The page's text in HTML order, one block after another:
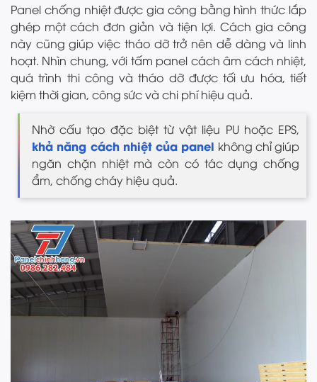
Panel chống nhiệt được gia công bằng hình thức lắp
ghép một cách đơn giản và tiện lợi. Cách gia công
này cũng giúp việc tháo dỡ trở nên dễ dàng và linh
hoạt. Nhìn chung, với tấm panel cách âm cách nhiệt,
quá trình thi công và tháo dỡ được tối ưu hóa, tiết
kiệm thời gian, công sức và chi phí hiệu quả.
Nhờ cấu tạo đặc biệt từ vật liệu PU hoặc EPS,
khả năng cách nhiệt của panel không chỉ giúp
ngăn chặn nhiệt mà còn có tác dụng chống
ẩm, chống cháy hiệu quả.